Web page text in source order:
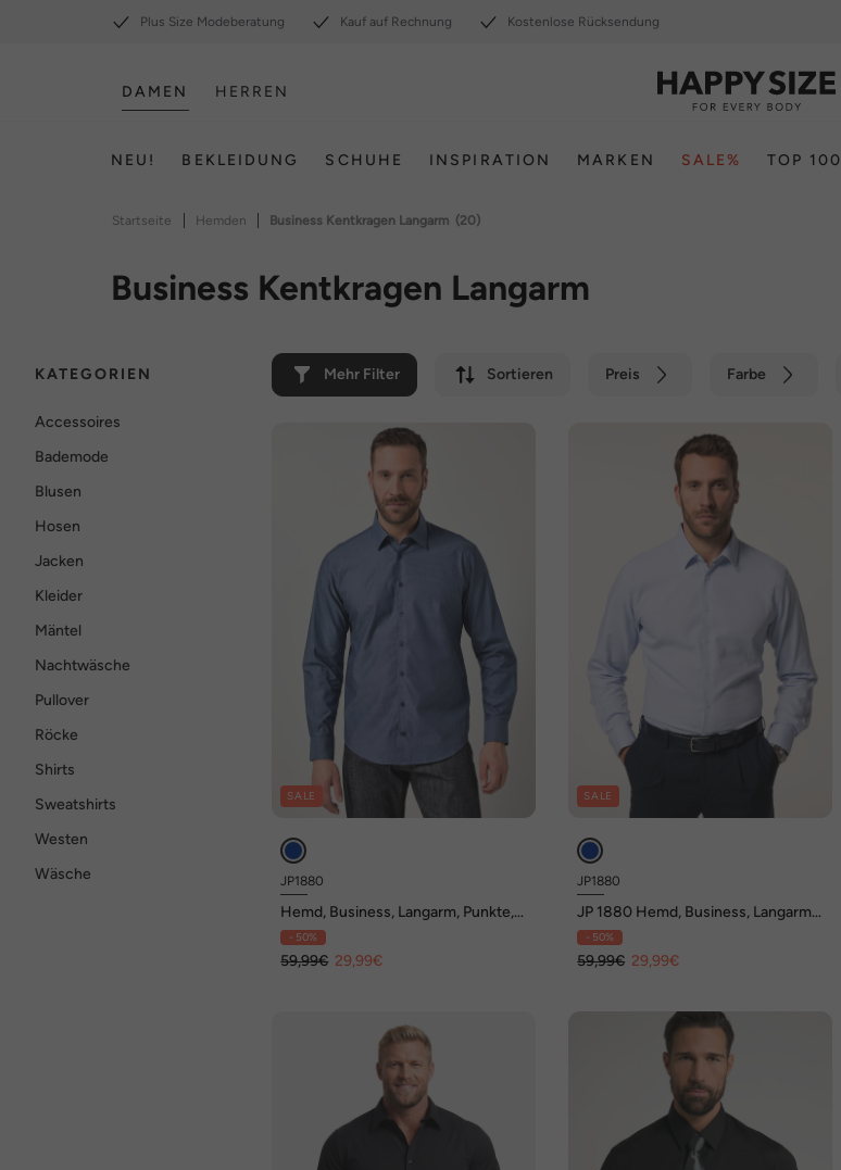
Plus Size Modeberatung Kauf auf Rechnung Kostenlose Rücksendung
DAMEN HERREN
NEU! BEKLEIDUNG SCHUHE INSPIRATION MARKEN SALE% TOP 100
Startseite | Hemden | Business Kentkragen Langarm (20)
Business Kentkragen Langarm
KATEGORIEN Mehr Filter Sortieren Preis Farbe
Accessoires
Bademode
Blusen
Hosen
Jacken
Kleider
Mäntel
Nachtwäsche
Pullover
Röcke
Shirts
Sweatshirts
Westen
Wäsche
SALE
JP1880
Hemd, Business, Langarm, Punkte,
Kentkragen, Modern Fit, bis 8 XL
- 50%
59,99€ 29,99€
SALE
JP1880
JP 1880 Hemd, Business, Langarm,
Kentkragen, Modern Fit, bis 8 XL
- 50%
59,99€ 29,99€